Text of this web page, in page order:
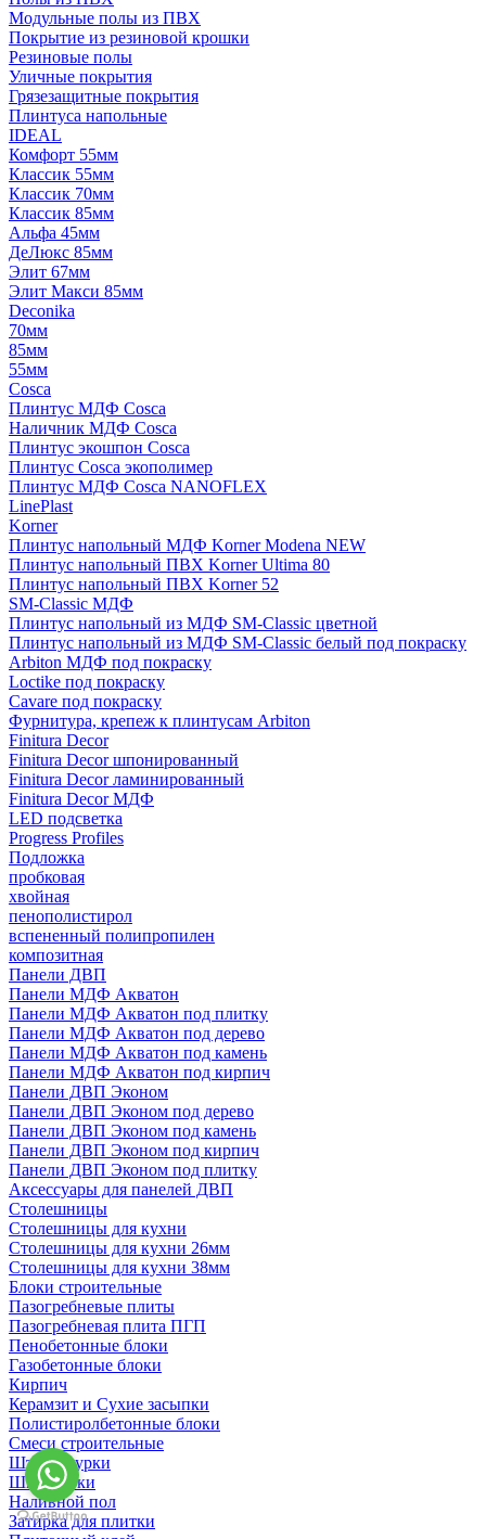
Модульные полы из ПВХ
Покрытие из резиновой крошки
Резиновые полы
Уличные покрытия
Грязезащитные покрытия
Плинтуса напольные
IDEAL
Комфорт 55мм
Классик 55мм
Классик 70мм
Классик 85мм
Альфа 45мм
ДеЛюкс 85мм
Элит 67мм
Элит Макси 85мм
Deconika
70мм
85мм
55мм
Cosca
Плинтус МДФ Cosca
Наличник МДФ Cosca
Плинтус экошпон Cosca
Плинтус Cosca экополимер
Плинтус МДФ Cosca NANOFLEX
LinePlast
Korner
Плинтус напольный МДФ Korner Modena NEW
Плинтус напольный ПВХ Korner Ultima 80
Плинтус напольный ПВХ Korner 52
SM-Classic МДФ
Плинтус напольный из МДФ SM-Classic цветной
Плинтус напольный из МДФ SM-Classic белый под покраску
Arbiton МДФ под покраску
Loctike под покраску
Cavare под покраску
Фурнитура, крепеж к плинтусам Arbiton
Finitura Decor
Finitura Decor шпонированный
Finitura Decor ламинированный
Finitura Decor МДФ
LED подсветка
Progress Profiles
Подложка
пробковая
хвойная
пенополистирол
вспененный полипропилен
композитная
Панели ДВП
Панели МДФ Акватон
Панели МДФ Акватон под плитку
Панели МДФ Акватон под дерево
Панели МДФ Акватон под камень
Панели МДФ Акватон под кирпич
Панели ДВП Эконом
Панели ДВП Эконом под дерево
Панели ДВП Эконом под камень
Панели ДВП Эконом под кирпич
Панели ДВП Эконом под плитку
Аксессуары для панелей ДВП
Столешницы
Столешницы для кухни
Столешницы для кухни 26мм
Столешницы для кухни 38мм
Блоки строительные
Пазогребневые плиты
Пазогребневая плита ПГП
Пенобетонные блоки
Газобетонные блоки
Кирпич
Керамзит и Сухие засыпки
Полистиролбетонные блоки
Смеси строительные
Штукартурки
Шпаклевки
Наливной пол
Затирка для плитки